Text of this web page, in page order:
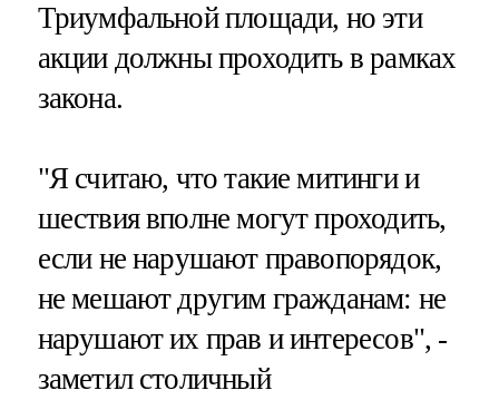
Триумфальной площади, но эти
акции должны проходить в рамках
закона.
"Я считаю, что такие митинги и
шествия вполне могут проходить,
если не нарушают правопорядок,
не мешают другим гражданам: не
нарушают их прав и интересов", -
заметил столичный